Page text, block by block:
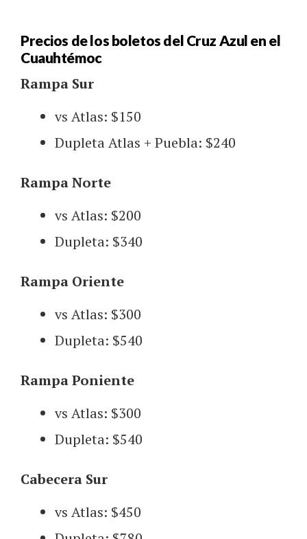
Precios de los boletos del Cruz Azul en el
Cuauhtémoc
Rampa Sur
vs Atlas: $150
Dupleta Atlas + Puebla: $240
Rampa Norte
vs Atlas: $200
Dupleta: $340
Rampa Oriente
vs Atlas: $300
Dupleta: $540
Rampa Poniente
vs Atlas: $300
Dupleta: $540
Cabecera Sur
vs Atlas: $450